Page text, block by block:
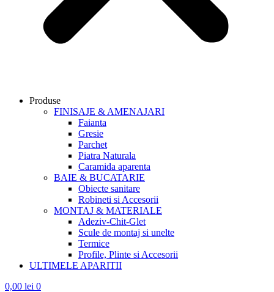
Produse
FINISAJE & AMENAJARI
Faianta
Gresie
Parchet
Piatra Naturala
Caramida aparenta
BAIE & BUCATARIE
Obiecte sanitare
Robineti si Accesorii
MONTAJ & MATERIALE
Adeziv-Chit-Glet
Scule de montaj si unelte
Termice
Profile, Plinte si Accesorii
ULTIMELE APARITII
0,00 lei 0